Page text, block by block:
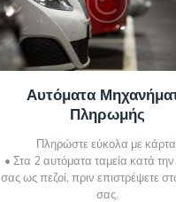
Αυτόματα
Πληρωμής
Πληρώστε εύκολα με
• Στα 2 αυτόματα ταμεία κατά την
σας ως πεζοί, πριν επιστρέψετε
σας.